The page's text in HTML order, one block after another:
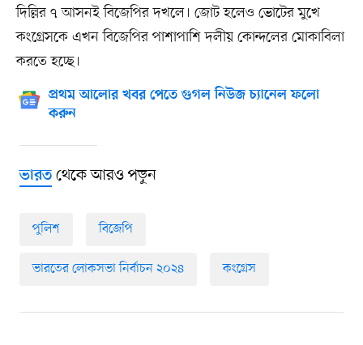
দিল্লির ৭ আসনই বিজেপির দখলে। জোট হলেও ভোটের মুখে
কংগ্রেসকে এখন বিজেপির পাশাপাশি দলীয় কোন্দলের মোকাবিলা
করতে হচ্ছে।
প্রথম আলোর খবর পেতে গুগল নিউজ চ্যানেল ফলো
করুন
ভারতথেকে আরও পড়ুন
পুলিশ বিজেপি
ভারতের লোকসভা নির্বাচন ২০২৪ কংগ্রেস